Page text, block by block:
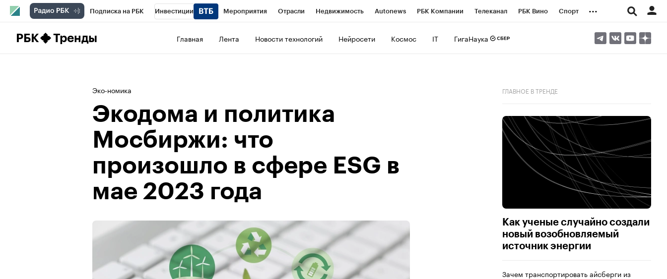
Подписка на РБК Инвестиции Мероприятия Отрасли Недвижимость Autonews РБК Компании Телеканал РБК Вино Спорт ...
РБК Тренды Главная Лента Новости технологий Нейросети Космос IT ГигаНаука
Эко-номика
Экодома и политика
Мосбиржи: что
произошло в сфере ESG в
мае 2023 года
ГЛАВНОЕ В ТРЕНДЕ
Как ученые случайно создали
новый возобновляемый
источник энергии
Зачем транспортировать айсберги из